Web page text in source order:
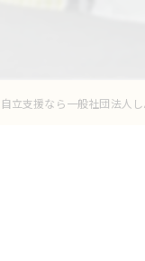
立支援なら一般社団法人し